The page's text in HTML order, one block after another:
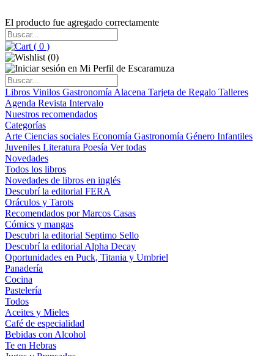
El producto fue agregado correctamente
( 0 )
(0)
Libros Vinilos Gastronomía Alacena Tarjeta de Regalo Talleres
Agenda Revista Intervalo
Nuestros recomendados
Categorías
Arte Ciencias sociales Economía Gastronomía Género Infantiles
Juveniles Literatura Poesía Ver todas
Novedades
Todos los libros
Novedades de libros en inglés
Descubrí la editorial FERA
Oráculos y Tarots
Recomendados por Marcos Casas
Cómics y mangas
Descubri la editorial Septimo Sello
Descubrí la editorial Alpha Decay
Oportunidades en Puck, Titania y Umbriel
Panadería
Cocina
Pastelería
Todos
Aceites y Mieles
Café de especialidad
Bebidas con Alcohol
Te en Hebras